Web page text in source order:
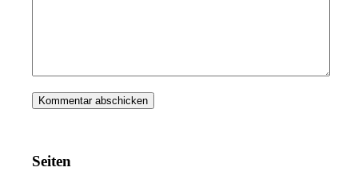
Seiten